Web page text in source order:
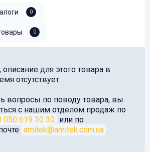
0
0
для этого товара в
отсутствует.
вопросы по поводу товара, вы
с нашим отделом продаж по
050 619 30 30 или по
amitek@amitek.com.ua .